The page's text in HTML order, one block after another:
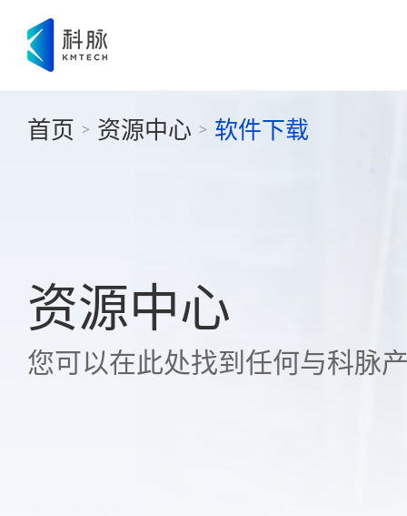
首页 > 资源中心 > 软件下载
资源中心
您可以在此处找到任何与科脉